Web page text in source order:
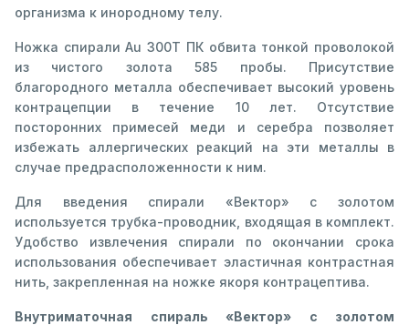
организма к инородному телу.
Ножка спирали Au 300Т ПК обвита тонкой проволокой
из чистого золота 585 пробы. Присутствие
благородного металла обеспечивает высокий уровень
контрацепции в течение 10 лет. Отсутствие
посторонних примесей меди и серебра позволяет
избежать аллергических реакций на эти металлы в
случае предрасположенности к ним.
Для введения спирали «Вектор» с золотом
используется трубка-проводник, входящая в комплект.
Удобство извлечения спирали по окончании срока
использования обеспечивает эластичная контрастная
нить, закрепленная на ножке якоря контрацептива.
Внутриматочная спираль «Вектор» с золотом